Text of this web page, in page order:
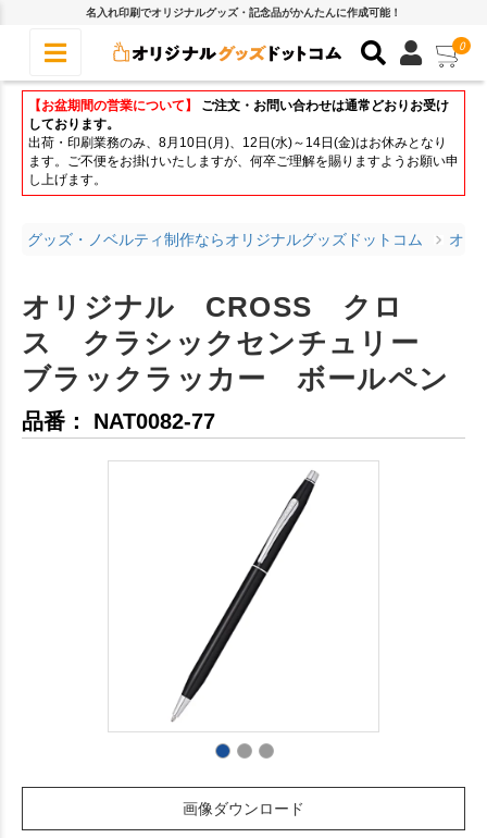
名入れ印刷でオリジナルグッズ・記念品がかんたんに作成可能！
0
【お盆期間の営業について】
ご注文・お問い合わせは通常どおりお受け
しております。
出荷・印刷業務のみ、8月10日(月)、12日(水)～14日(金)はお休みとなり
ます。ご不便をお掛けいたしますが、何卒ご理解を賜りますようお願い申
し上げます。
グッズ・ノベルティ制作ならオリジナルグッズドットコム オリ
オリジナル CROSS クロ
ス クラシックセンチュリー
ブラックラッカー ボールペン
品番： NAT0082-77
画像ダウンロード